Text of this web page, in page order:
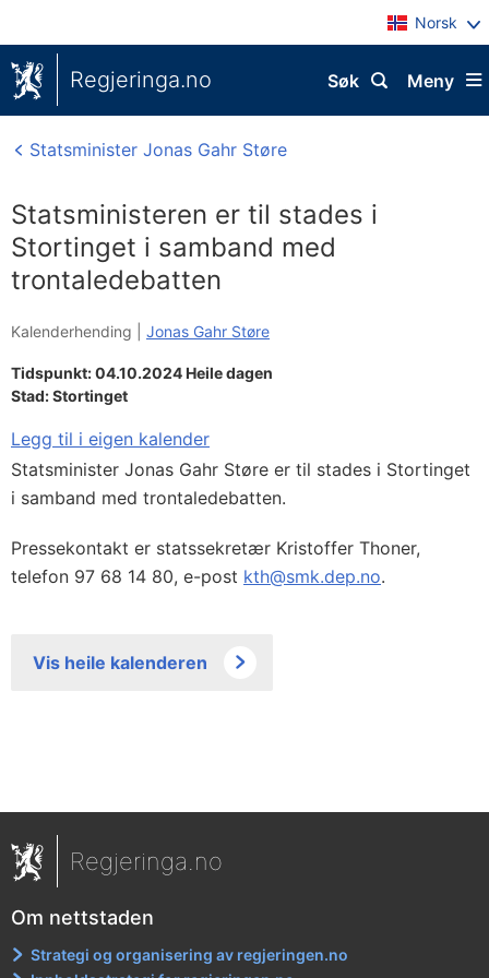
Norsk
Regjeringa.no Meny
Søk
Statsminister Jonas Gahr Støre
Statsministeren er til stades i
Stortinget i samband med
trontaledebatten
Kalenderhending | Jonas Gahr Støre
Tidspunkt: 04.10.2024 Heile dagen
Stad:Stortinget
Legg til i eigen kalender
Statsminister Jonas Gahr Støre er til stades i Stortinget
i samband med trontaledebatten.
Pressekontakt er statssekretær Kristoffer Thoner,
telefon 97 68 14 80, e-post kth@smk.dep.no.
Vis heile kalenderen
Regjeringa.no
Om nettstaden
Strategi og organisering av regjeringen.no